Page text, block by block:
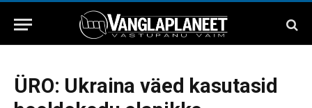
ÜRO: Ukraina väed kasutasid